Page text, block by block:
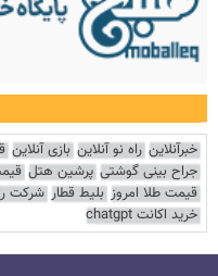
خبرآنلاین راه نو آنلاین بازی آنلاین
جراح بینی گوشتی پرشین هتل
قیمت طلا امروز بلیط قطار شرکت
خرید اکانت chatgpt